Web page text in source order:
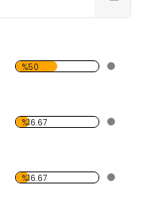
%50
%16.67
%16.67